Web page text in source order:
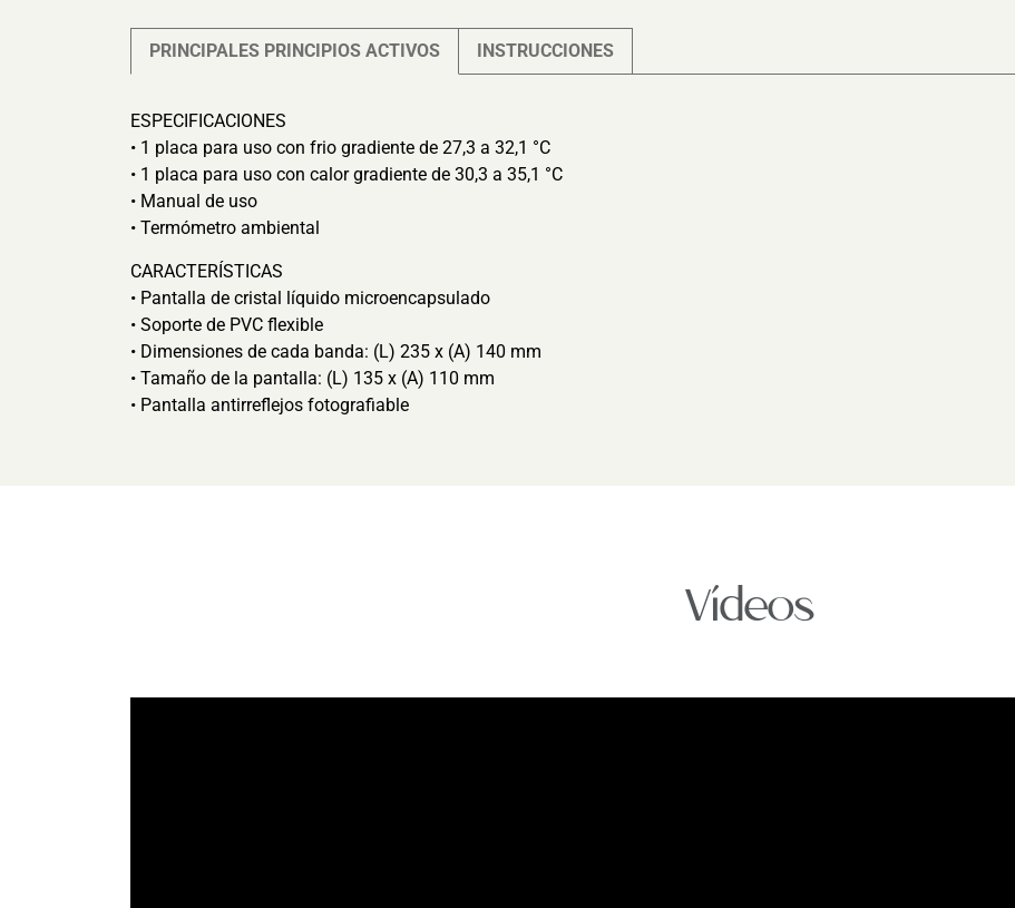
PRINCIPALES PRINCIPIOS ACTIVOS INSTRUCCIONES
ESPECIFICACIONES
• 1 placa para uso con frio gradiente de 27,3 a 32,1 °C
• 1 placa para uso con calor gradiente de 30,3 a 35,1 °C
• Manual de uso
• Termómetro ambiental
CARACTERÍSTICAS
• Pantalla de cristal líquido microencapsulado
• Soporte de PVC flexible
• Dimensiones de cada banda: (L) 235 x (A) 140 mm
• Tamaño de la pantalla: (L) 135 x (A) 110 mm
• Pantalla antirreflejos fotografiable
Vídeos